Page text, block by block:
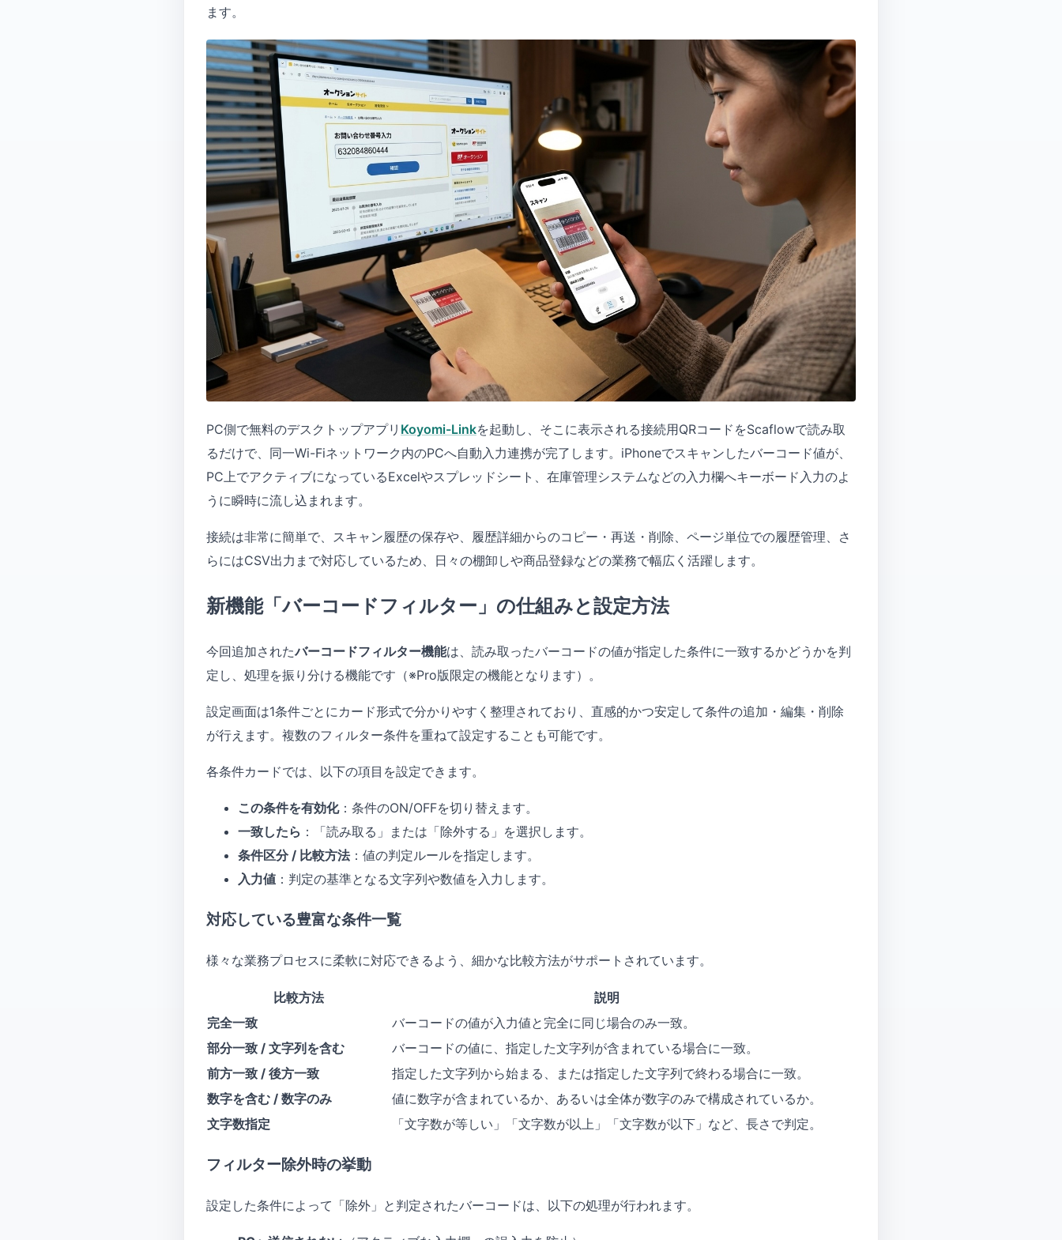
ます。
PC側で無料のデスクトップアプリ Koyomi-Linkを起動し、そこに表示される接続用QRコードをScaflowで読み取
るだけで、同一Wi-Fiネットワーク内のPCへ自動入力連携が完了します。iPhoneでスキャンしたバーコード値が、
PC上でアクティブになっているExcelやスプレッドシート、在庫管理システムなどの入力欄へキーボード入力のよ
うに瞬時に流し込まれます。
接続は非常に簡単で、スキャン履歴の保存や、履歴詳細からのコピー・再送・削除、ページ単位での履歴管理、さ
らにはCSV出力まで対応しているため、日々の棚卸しや商品登録などの業務で幅広く活躍します。
新機能「バーコードフィルター」の仕組みと設定方法
今回追加されたバーコードフィルター機能は、読み取ったバーコードの値が指定した条件に一致するかどうかを判
定し、処理を振り分ける機能です（※Pro版限定の機能となります）。
設定画面は1条件ごとにカード形式で分かりやすく整理されており、直感的かつ安定して条件の追加・編集・削除
が行えます。複数のフィルター条件を重ねて設定することも可能です。
各条件カードでは、以下の項目を設定できます。
この条件を有効化：条件のON/OFFを切り替えます。
一致したら ：「読み取る」または「除外する」を選択します。
条件区分 / 比較方法：値の判定ルールを指定します。
入力値 ：判定の基準となる文字列や数値を入力します。
対応している豊富な条件一覧
様々な業務プロセスに柔軟に対応できるよう、細かな比較方法がサポートされています。
比較方法
説明
完全一致
バーコードの値が入力値と完全に同じ場合のみ一致。
部分一致 / 文字列を含む
バーコードの値に、指定した文字列が含まれている場合に一致。
前方一致 / 後方一致
指定した文字列から始まる、または指定した文字列で終わる場合に一致。
数字を含む / 数字のみ
値に数字が含まれているか、あるいは全体が数字のみで構成されているか。
文字数指定
「文字数が等しい」「文字数が以上」「文字数が以下」など、長さで判定。
フィルター除外時の挙動
設定した条件によって「除外」と判定されたバーコードは、以下の処理が行われます。